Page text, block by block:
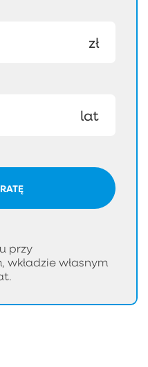
zł
lat
przy
własnym